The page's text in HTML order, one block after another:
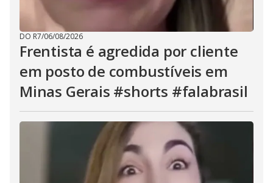
DO R7/06/08/2026
Frentista é agredida por cliente
em posto de combustíveis em
Minas Gerais #shorts #falabrasil